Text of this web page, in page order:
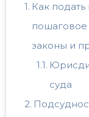
Как
пошаговое
законы и
суда